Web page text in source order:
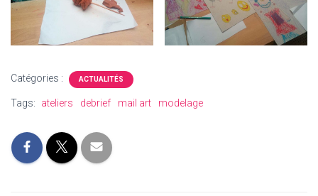
Catégories : ACTUALITÉS
Tags: ateliers debrief mail art modelage